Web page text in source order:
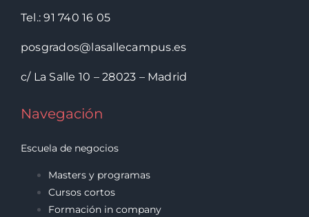
Tel.: 91 740 16 05
posgrados@lasallecampus.es
c/ La Salle 10 – 28023 – Madrid
Navegación
Escuela de negocios
Masters y programas
Cursos cortos
Formación in company